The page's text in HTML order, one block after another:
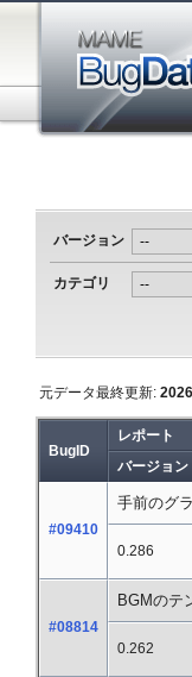
バージョン
カテゴリ
元データ最終更新:
BugID
レポート
バージョ
#09410
手前のグ
0.286
#08814
BGMのテ
0.262